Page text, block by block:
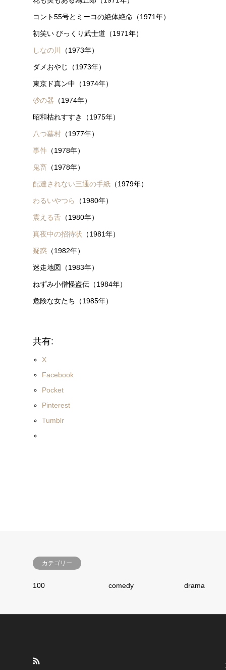
コント55号とミーコの絶体絶命（1971年）
初笑い びっくり武士道（1971年）
しなの川 （1973年）
ダメおやじ（1973年）
東京ド真ン中（1974年）
砂の器 （1974年）
昭和枯れすすき（1975年）
八つ墓村 （1977年）
事件 （1978年）
鬼畜 （1978年）
配達されない三通の手紙 （1979年）
わるいやつら （1980年）
震える舌 （1980年）
真夜中の招待状 （1981年）
疑惑 （1982年）
迷走地図（1983年）
ねずみ小僧怪盗伝（1984年）
危険な女たち（1985年）
共有:
X
Facebook
Pocket
Pinterest
Tumblr
カテゴリー
100 comedy drama